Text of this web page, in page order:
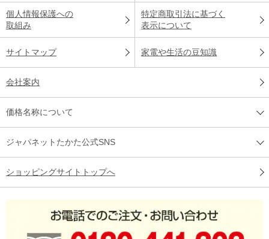
個人情報保護への
取組み
特定商取引法に基づく
表示について
サイトマップ 家電や生活の豆知識
会社案内
価格名称について
ジャパネットたかた公式SNS
ショッピングサイトトップへ